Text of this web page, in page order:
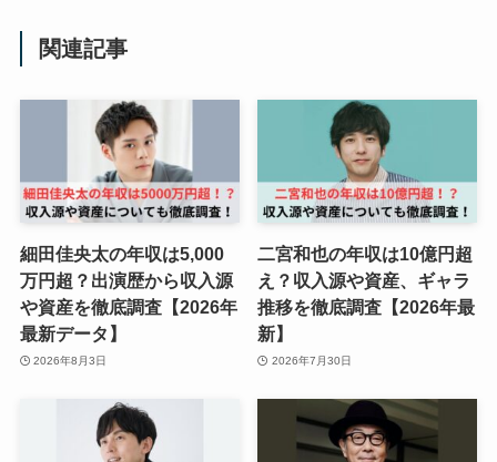
関連記事
細田佳央太の年収は5,000
万円超？出演歴から収入源
や資産を徹底調査【2026年
最新データ】
2026年8月3日
二宮和也の年収は10億円超
え？収入源や資産、ギャラ
推移を徹底調査【2026年最
新】
2026年7月30日